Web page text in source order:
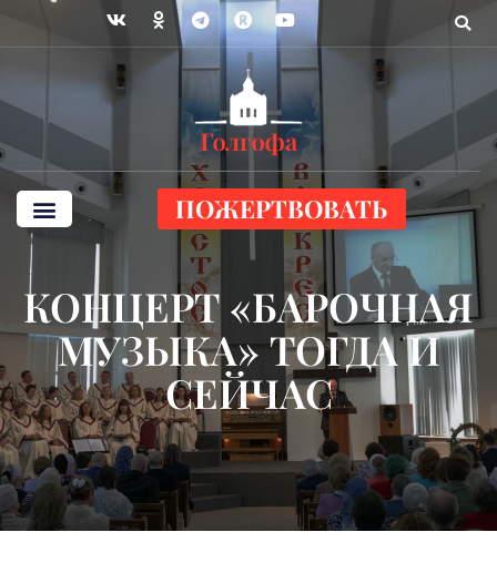
ПОЖЕРТВОВАТЬ
КОНЦЕРТ «БАРОЧНАЯ
МУЗЫКА» ТОГДА И
СЕЙЧАС